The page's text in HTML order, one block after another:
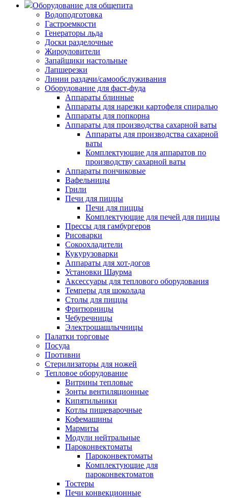
Оборудование для общепита
Водоподготовка
Гастроемкости
Генераторы льда
Доски разделочные
Жироуловители
Запайщики настольные
Лапшерезки
Линии раздачи/самообслуживания
Оборудование для фаст-фуда
Аппараты блинные
Аппараты для нарезки картофеля спиралью
Аппараты для попкорна
Аппараты для производства сахарной ваты
Аппараты для производства сахарной
ваты
Комплектующие для аппаратов по
производству сахарной ваты
Аппараты пончиковые
Вафельницы
Грили
Печи для пиццы
Печи для пиццы
Комплектующие для печей для пиццы
Прессы для гамбургеров
Рисоварки
Сокоохладители
Кукурузоварки
Аппараты для хот-догов
Установки Шаурма
Аксессуары для теплового оборудования
Темперы для шоколада
Столы для пиццы
Фритюрницы
Чебуречницы
Электрошашлычницы
Палатки торговые
Посуда
Противни
Стерилизаторы для ножей
Тепловое оборудование
Витрины тепловые
Зонты вентиляционные
Кипятильники
Котлы пищеварочные
Кофемашины
Мармиты
Модули нейтральные
Пароконвектоматы
Пароконвектоматы
Комплектующие для
пароконвектоматов
Тостеры
Печи конвекционные